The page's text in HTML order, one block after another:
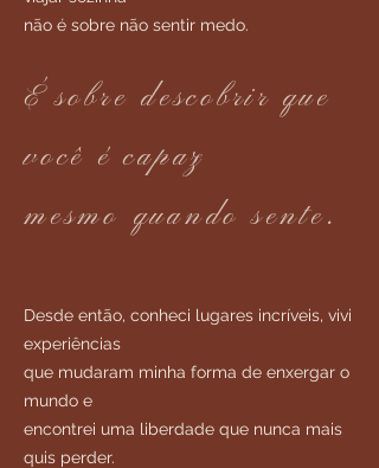
não é sobre não sentir medo.
É sobre descobrir que
você é capaz
mesmo quando sente.
Desde então, conheci lugares incríveis, vivi
experiências
que mudaram minha forma de enxergar o
mundo e
encontrei uma liberdade que nunca mais
quis perder.